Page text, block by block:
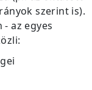
szerint is).
az egyes